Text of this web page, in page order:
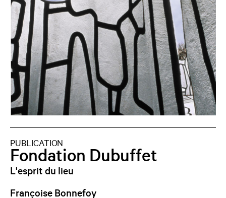
PUBLICATION
Fondation Dubuffet
L'esprit du lieu
Françoise Bonnefoy